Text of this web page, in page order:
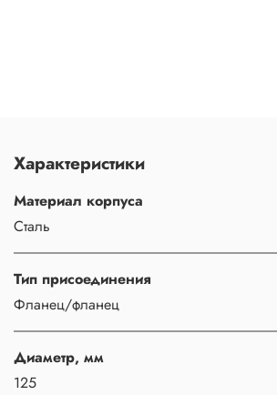
Характеристики
Материал корпуса
Сталь
Тип присоединения
Фланец/фланец
Диаметр, мм
125